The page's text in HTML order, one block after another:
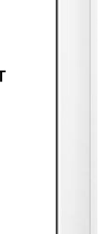
et la marque
professionnelle
personnalisées
qui transmettent
une capacité
000 unités. À